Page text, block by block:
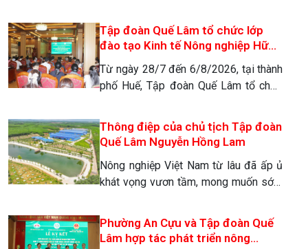
phố Huế (HUE-FOSDA) đã chính thức
ký kết Biên bản hợp tác chiến lược giai
đoạn 2026 – 2031. Sự kiện đánh dấu
bước ngoặt quan trọng trong việc định
hình mô hình nông lâm nghiệp […]
Tập đoàn Quế Lâm tổ chức lớp
đào tạo Kinh tế Nông nghiệp Hữu
cơ Tuần hoàn tại Huế
Từ ngày 28/7 đến 6/8/2026, tại thành
phố Huế, Tập đoàn Quế Lâm tổ chức
nghiệp hữu cơ tuần hoàn, liên kết chuỗi
giá trị Quế Lâm cho gần 100 học viên
là cán bộ khuyến nông cơ sở, hộ làm
giàu trong chuỗi liên kết giá […]
Thông điệp của chủ tịch Tập đoàn
Quế Lâm Nguyễn Hồng Lam
Nông nghiệp Việt Nam từ lâu đã ấp ủ
khát vọng vươn tầm, mong muốn sớm
quốc tế. Thế nhưng, trong cơn lốc của
sự tăng trưởng “nóng”, chúng ta đã vô
Phường An Cựu và Tập đoàn Quế
Lâm hợp tác phát triển nông